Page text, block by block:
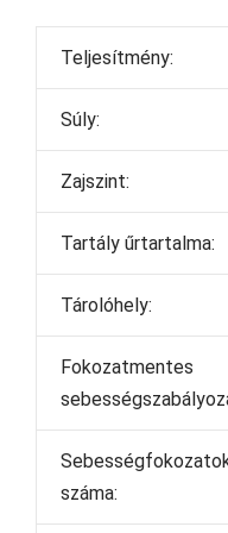
Teljesítmény:
Súly:
Zajszint:
Tartály űrtartalma:
Tárolóhely:
Fokozatmentes
száma: